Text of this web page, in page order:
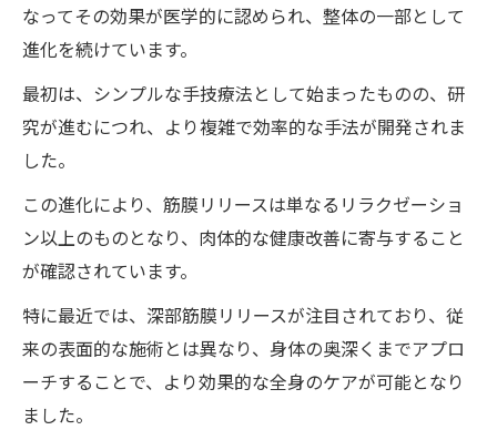
長期的な健康維持のサポート
地域独自の整体施術の利点
施術者の専門性とその影響
効果を最大限に引き出す方法
放感
施術中の心地よさとリラックス
心のストレスも解放される瞬間
身体が軽くなる具体的な感覚
整体院ワイルドボディの施術がもたらす精
神的リフレッシュ
なってその効果が医学的に認められ、整体の一部として
進化を続けています。
最初は、シンプルな手技療法として始まったものの、研
究が進むにつれ、より複雑で効率的な手法が開発されま
した。
この進化により、筋膜リリースは単なるリラクゼーショ
ン以上のものとなり、肉体的な健康改善に寄与すること
が確認されています。
特に最近では、深部筋膜リリースが注目されており、従
来の表面的な施術とは異なり、身体の奥深くまでアプロ
ーチすることで、より効果的な全身のケアが可能となり
ました。